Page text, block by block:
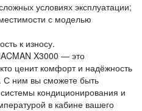
условиях эксплуатации;
с моделью
к износу.
X3000 — это
ценит комфорт и надёжность
С ним вы сможете быть
кондиционирования и
в кабине вашего